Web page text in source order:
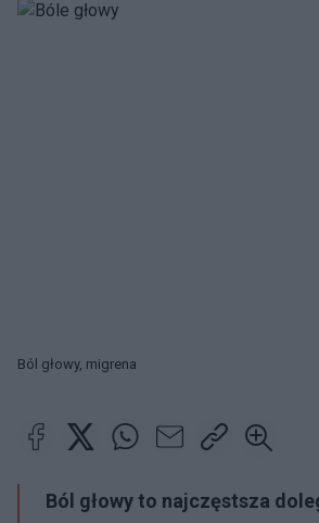
Ból głowy, migrena
Ból głowy to najczęstsza